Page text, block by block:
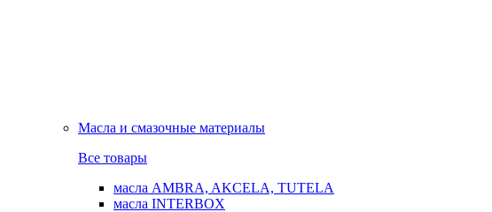
Масла и смазочные материалы
Все товары
масла AMBRA, AKCELA, TUTELA
масла INTERBOX